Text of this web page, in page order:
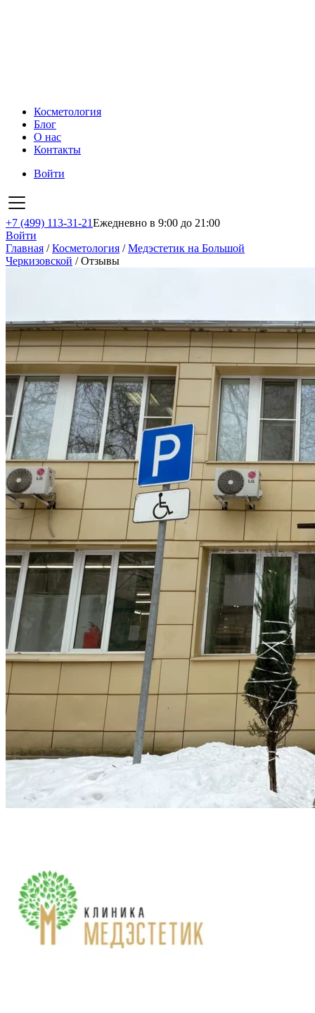
Косметология
Блог
О нас
Контакты
Войти
+7 (499) 113-31-21Ежедневно в 9:00 до 21:00
Войти
Главная /Косметология /Медэстетик на Большой
Черкизовской /Отзывы